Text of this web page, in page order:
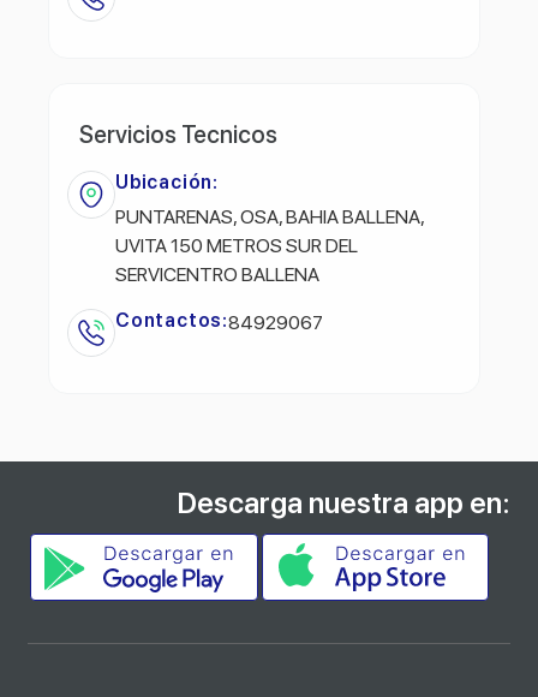
Servicios Tecnicos
Ubicación:
PUNTARENAS, OSA, BAHIA BALLENA,
UVITA 150 METROS SUR DEL
SERVICENTRO BALLENA
Contactos:84929067
Descarga nuestra app en: